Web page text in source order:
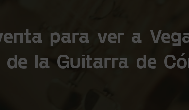
para ver a
de la Guitarra de